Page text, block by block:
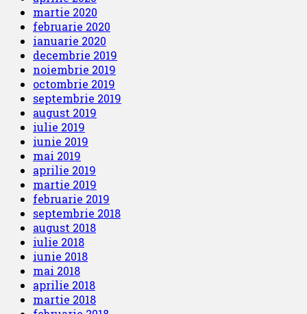
martie 2020
februarie 2020
ianuarie 2020
decembrie 2019
noiembrie 2019
octombrie 2019
septembrie 2019
august 2019
iulie 2019
iunie 2019
mai 2019
aprilie 2019
martie 2019
februarie 2019
septembrie 2018
august 2018
iulie 2018
iunie 2018
mai 2018
aprilie 2018
martie 2018